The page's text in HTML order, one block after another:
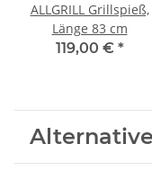
ALLGRILL Grillspieß,
Länge 83 cm
119,00 € *
Alternative